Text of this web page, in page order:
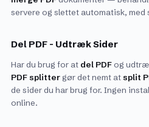
servere og slettet automatisk, med
Del PDF - Udtræk Sider
Har du brug for at del PDFog
PDF splitter gør det nemt atsplit
de sider du har brug for. Ingen
online.